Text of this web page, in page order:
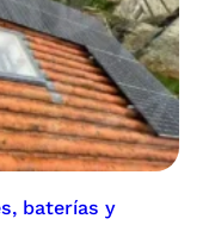
baterías y